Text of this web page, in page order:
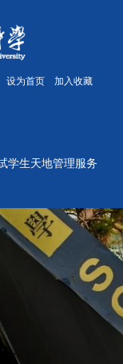
设为首页 加入收藏
学生天地管理服务